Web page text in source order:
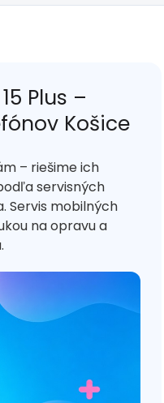
Plus –
Košice
– riešime ich
servisných
Servis mobilných
na opravu a